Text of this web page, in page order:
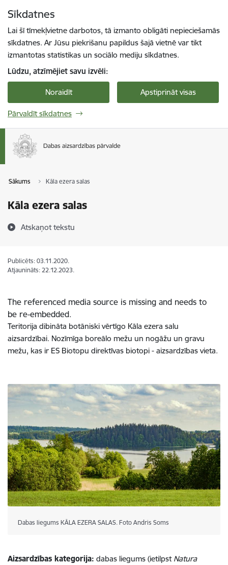
Sīkdatnes
Lai šī tīmekļvietne darbotos, tā izmanto obligāti nepieciešamās
sīkdatnes. Ar Jūsu piekrišanu papildus šajā vietnē var tikt
izmantotas statistikas un sociālo mediju sīkdatnes.
Lūdzu, atzīmējiet savu izvēli:
Noraidīt Apstiprināt visas
Pārvaldīt sīkdatnes
Sākums Kāla ezera salas
Kāla ezera salas
Atskaņot tekstu
Publicēts: 03.11.2020.
Atjaunināts: 22.12.2023.
The referenced media source is missing and needs to
be re-embedded.
Teritorija dibināta botāniski vērtīgo Kāla ezera salu
aizsardzībai. Nozīmīga boreālo mežu un nogāžu un gravu
mežu, kas ir ES Biotopu direktīvas biotopi - aizsardzības vieta.
Dabas liegums KĀLA EZERA SALAS. Foto Andris Soms
Aizsardzības kategorija: dabas liegums (ietilpstNatura